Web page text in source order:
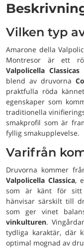
Vilken typ
Amarone della
Montresor är ett
Valpolicella Classicas
blend av druvorna
praktfulla röda
egenskaper som
traditionella
smakprofil som är
fyllig smakupplevelse.
Varifrån
Druvorna kommer
Valpolicella Classica,
som är känt för sitt
hänvisar särskilt till
som ger vinet
vinkulturen.
tydliga karaktär, där
optimal mognad av